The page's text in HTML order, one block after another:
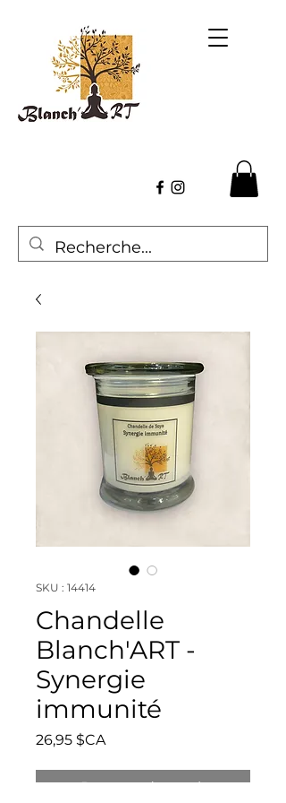
SKU : 14414
Chandelle
Blanch'ART -
Synergie
immunité
26,95 $CAPrix
Rupture de stock